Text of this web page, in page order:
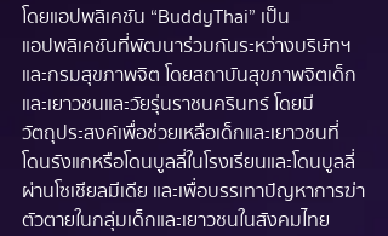
โดยแอปพลิเคชัน “BuddyThai” เป็น
แอปพลิเคชันที่พัฒนาร่วมกันระหว่างบริษัทฯ
และกรมสุขภาพจิต โดยสถาบันสุขภาพจิตเด็ก
และเยาวชนและวัยรุ่นราชนครินทร์ โดยมี
วัตถุประสงค์เพื่อช่วยเหลือเด็กและเยาวชนที่
โดนรังแกหรือโดนบูลลี่ในโรงเรียนและโดนบูลลี่
ผ่านโซเชียลมีเดีย และเพื่อบรรเทาปัญหาการฆ่า
ตัวตายในกลุ่มเด็กและเยาวชนในสังคมไทย